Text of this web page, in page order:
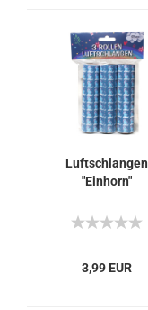
Luftschlangen
"Einhorn"
3,99 EUR